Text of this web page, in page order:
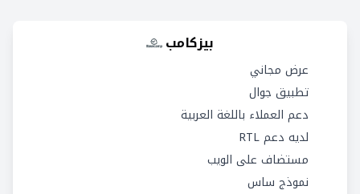
بيزكامب
عرض مجاني
تطبيق جوال
دعم العملاء باللغة العربية
لديه دعم RTL
مستضاف على الويب
نموذج ساس